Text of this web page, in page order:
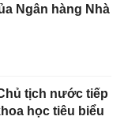
Ngân hàng Nhà
tịch nước tiếp
học tiêu biểu